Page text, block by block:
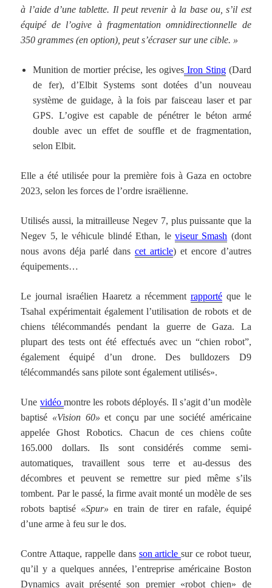
à l’aide d’une tablette. Il peut revenir à la base ou, s’il est
équipé de l’ogive à fragmentation omnidirectionnelle de
350 grammes (en option), peut s’écraser sur une cible. »
Munition de mortier précise, les ogivesIron Sting(Dard
de fer), d’Elbit Systems sont dotées d’un nouveau
système de guidage, à la fois par faisceau laser et par
GPS. L’ogive est capable de pénétrer le béton armé
double avec un effet de souffle et de fragmentation,
selon Elbit.
Elle a été utilisée pour la première fois à Gaza en octobre
2023, selon les forces de l’ordre israëlienne.
Utilisés aussi, la mitrailleuse Negev 7, plus puissante que la
Negev 5, le véhicule blindé Ethan, le viseur Smash (dont
nous avons déja parlé dans cet article) et encore d’autres
équipements…
Le journal israélien Haaretz a récemment rapportéque le
Tsahal expérimentait également l’utilisation de robots et de
chiens télécommandés pendant la guerre de Gaza. La
plupart des tests ont été effectués avec un “chien robot”,
également équipé d’un drone. Des bulldozers D9
télécommandés sans pilote sont également utilisés».
Une vidéomontre les robots déployés. Il s’agit d’un modèle
baptisé «Vision 60» et conçu par une société américaine
appelée Ghost Robotics. Chacun de ces chiens coûte
165.000 dollars. Ils sont considérés comme semi-
automatiques, travaillent sous terre et au-dessus des
décombres et peuvent se remettre sur pied même s’ils
tombent. Par le passé, la firme avait monté un modèle de ses
robots baptisé «Spur» en train de tirer en rafale, équipé
d’une arme à feu sur le dos.
Contre Attaque, rappelle dans son articlesur ce robot tueur,
qu’il y a quelques années, l’entreprise américaine Boston
Dynamics avait présenté son premier «robot chien» de